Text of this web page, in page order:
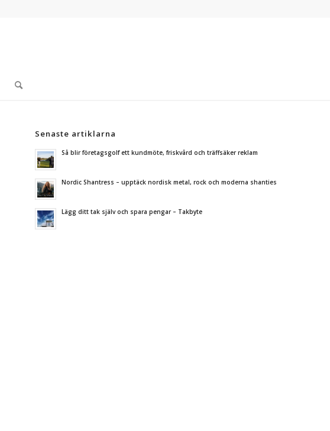
Senaste artiklarna
Så blir företagsgolf ett kundmöte, friskvård och träffsäker reklam
Nordic Shantress – upptäck nordisk metal, rock och moderna shanties
Lägg ditt tak själv och spara pengar – Takbyte